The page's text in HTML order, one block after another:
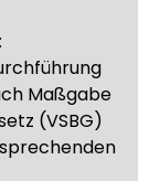
Maßgabe
(VSBG)